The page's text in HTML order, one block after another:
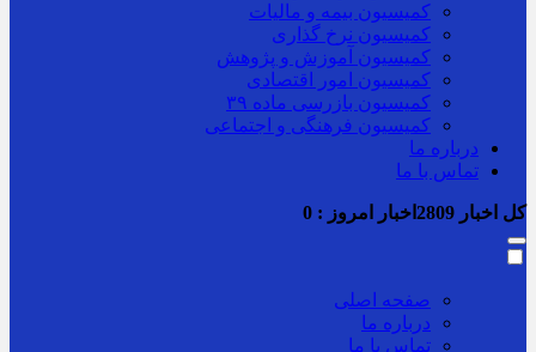
کمیسیون بیمه و مالیات
کمیسیون نرخ گذاری
کمیسیون آموزش و پژوهش
کمیسیون امور اقتصادی
کمیسیون بازرسی ماده ۳۹
کمیسیون فرهنگی و اجتماعی
درباره ما
تماس با ما
کل اخبار اخبار امروز : 0
صفحه اصلی
درباره ما
تماس با ما